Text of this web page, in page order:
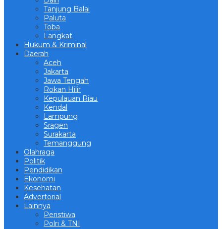
Tanjung Balai
Paluta
Toba
Langkat
Hukum & Kriminal
Daerah
Aceh
Jakarta
Jawa Tengah
Rokan Hilir
Kepulauan Riau
Kendal
Lampung
Sragen
Surakarta
Temanggung
Olahraga
Politik
Pendidikan
Ekonomi
Kesehatan
Advertorial
Lainnya
Peristiwa
Polri & TNI